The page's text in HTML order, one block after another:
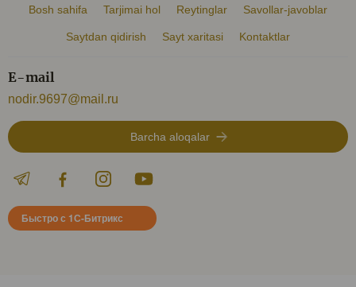
Bosh sahifa Tarjimai hol Reytinglar Savollar-javoblar
Saytdan qidirish Sayt xaritasi Kontaktlar
E-mail
nodir.9697@mail.ru
Barcha aloqalar
Быстро с 1С-Битрикс